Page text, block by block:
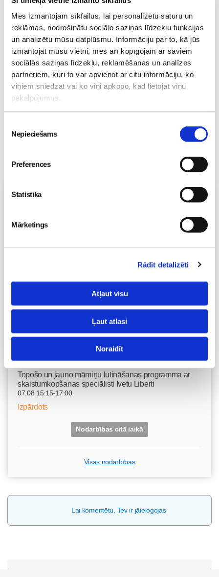
Mēs izmantojam sīkfailus, lai personalizētu saturu un
reklāmas, nodrošinātu sociālo saziņas līdzekļu funkcijas
un analizētu mūsu datplūsmu. Informāciju par to, kā jūs
izmantojat mūsu vietni, mēs arī kopīgojam ar saviem
sociālās saziņas līdzekļu, reklamēšanas un analīzes
partneriem, kuri to var apvienot ar citu informāciju, ko
viņiem sniedzat vai ko viņi apkopo, kad lietojat viņu
pakalpojumus.
izvēle
Nepieciešams
Preferences
Statistika
Mārketings
Rādīt detalizēti
Atļaut visu
Ļaut atlasi
Noraidīt
Fizioterapeita konsultācija
Māmiņu Klubā – atbalsts
topošajiem un jaunajiem
vecākiem
25. Jan 19:14
lekciju cikls no 6.augusta KLĀTIENĒ
06.08 18:00-20:00
Topošo un jauno māmiņu lutināšanas programma ar
skaistumkopšanas speciālisti Ivetu Liberti
07.08 15:15-17:00
Izpārdots
Nodarbības citā laikā
Visas nodarbības
Lai komentētu, Tev ir jāielogojas